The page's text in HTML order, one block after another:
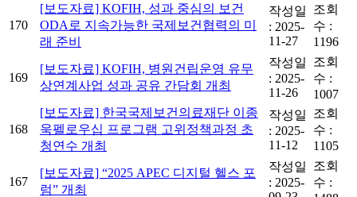
170
[보도자료] KOFIH, 성과 중심의 보건
ODA로 지속가능한 국제보건협력의 미
래 준비
작성일
: 2025-
11-27
조회
수 :
1196
169
[보도자료] KOFIH, 병원건립운영 유무
상연계사업 성과 공유 간담회 개최
작성일
: 2025-
11-26
조회
수 :
1007
168
[보도자료] 한국국제보건의료재단 이종
욱펠로우십 프로그램 고위정책과정 초
청연수 개최
작성일
: 2025-
11-12
조회
수 :
1105
167
[보도자료] “2025 APEC 디지털 헬스 포
럼” 개최
작성일
: 2025-
조회
수 :